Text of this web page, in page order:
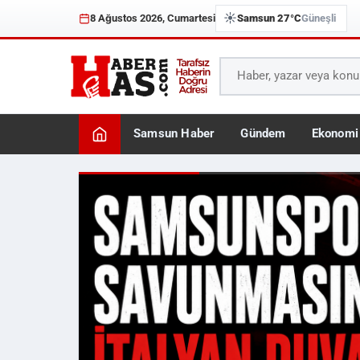
8 Ağustos 2026, Cumartesi ☀️Samsun 27°CGüneşli
Samsun Haber Gündem Ekonomi
Haberhas — Samsun